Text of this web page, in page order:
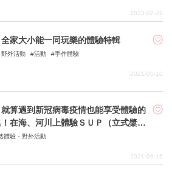
2023-07-31
全家大小能一同玩樂的體驗特輯
野外活動 活動 手作體驗
2021-05-10
就算遇到新冠病毒疫情也能享受體驗的
在海、河川上體驗ＳＵＰ（立式槳板
ＵＰ瑜珈活動
體驗・野外活動
2021-06-16